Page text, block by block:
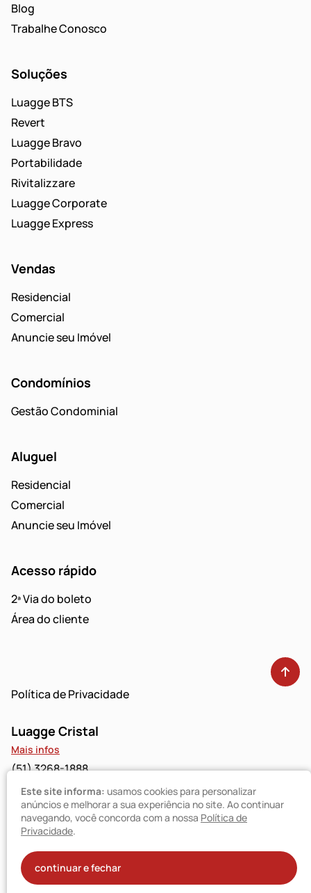
Blog
Trabalhe Conosco
Soluções
Luagge BTS
Revert
Luagge Bravo
Portabilidade
Rivitalizzare
Luagge Corporate
Luagge Express
Vendas
Residencial
Comercial
Anuncie seu Imóvel
Condomínios
Gestão Condominial
Aluguel
Residencial
Comercial
Anuncie seu Imóvel
Acesso rápido
2ª Via do boleto
Área do cliente
Política de Privacidade
Luagge Cristal
Mais infos
(51) 3268-1888
Luagge Bravo
Mais infos
© Luagge 2025
Todos os direitos reservados
Este site informa: usamos cookies para personalizar
anúncios e melhorar a sua experiência no site. Ao continuar
navegando, você concorda com a nossa Política de
Privacidade.
continuar e fechar